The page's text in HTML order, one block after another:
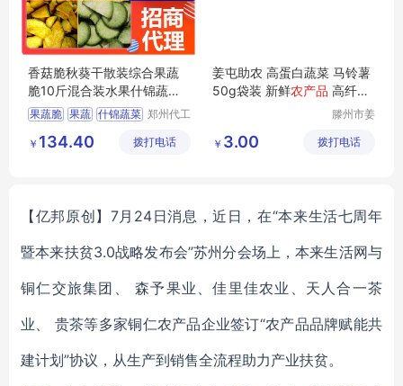
香菇脆秋葵干散装综合果蔬
脆10斤混合装水果什锦蔬菜
制品网红零食
果蔬脆 果蔬 什锦蔬菜 郑州代工
技有限公
￥ 134.40 拨打电话
姜屯助农 高蛋白蔬菜 马铃薯
50g袋装 新鲜农产品 高纤维
滕州市姜
资服务中
￥ 3.00 拨打电话
【亿邦原创】7月24日消息，近日，在“本来生活七周年
暨本来扶贫3.0战略发布会”苏州分会场上，本来生活网与
铜仁交旅集团、 森予果业、佳里佳农业、天人合一茶
业、 贵茶等多家铜仁农产品企业签订“农产品品牌赋能共
建计划”协议，从生产到销售全流程助力产业扶贫。